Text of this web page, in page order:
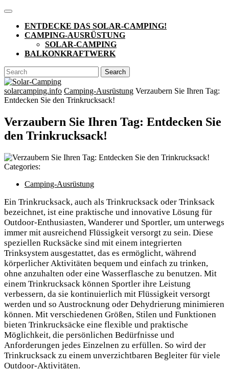
Skip
content
Open
ButtonENTDECKE DAS SOLAR-CAMPING!
CAMPING-AUSRÜSTUNG
SOLAR-CAMPING
BALKONKRAFTWERK
CLOSE
BUTTON
Search
for:
solarcamping.info Camping-Ausrüstung Verzaubern Sie Ihren Tag:
Entdecken Sie den Trinkrucksack!
Verzaubern Sie Ihren Tag: Entdecken Sie
den Trinkrucksack!
Categories:
Camping-Ausrüstung
Ein Trinkrucksack, auch als Trinkrucksack oder Trinksack
bezeichnet, ist eine praktische und innovative Lösung für
Outdoor-Enthusiasten, Wanderer und Sportler, um unterwegs
immer mit ausreichend Flüssigkeit versorgt zu sein. Diese
speziellen Rucksäcke sind mit einem integrierten
Trinksystem ausgestattet, das es ermöglicht, während
körperlicher Aktivitäten bequem und einfach zu trinken,
ohne anzuhalten oder eine Wasserflasche zu benutzen. Mit
einem Trinkrucksack können Sportler ihre Leistung
verbessern, da sie kontinuierlich mit Flüssigkeit versorgt
werden und so Austrocknung oder Dehydrierung minimieren
können. Mit verschiedenen Größen, Stilen und Funktionen
bieten Trinkrucksäcke eine flexible und praktische
Möglichkeit, die persönlichen Bedürfnisse und
Anforderungen jedes Einzelnen zu erfüllen. So wird der
Trinkrucksack zu einem unverzichtbaren Begleiter für viele
Outdoor-Aktivitäten.